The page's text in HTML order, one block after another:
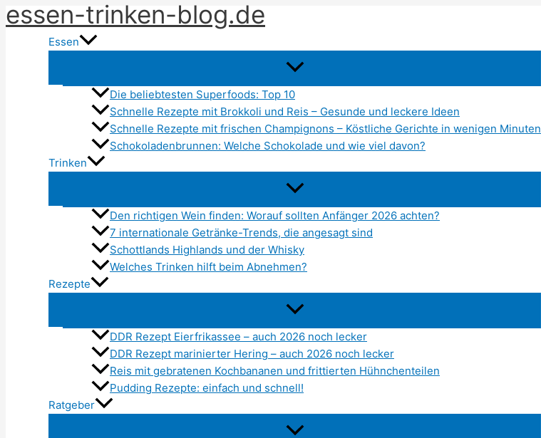
Zum
Inhalt
springen
essen-trinken-blog.de
Essen
Die beliebtesten Superfoods: Top 10
Schnelle Rezepte mit Brokkoli und Reis – Gesunde und leckere Ideen
Schnelle Rezepte mit frischen Champignons – Köstliche Gerichte in wenigen Minuten
Schokoladenbrunnen: Welche Schokolade und wie viel davon?
Trinken
Den richtigen Wein finden: Worauf sollten Anfänger 2026 achten?
7 internationale Getränke-Trends, die angesagt sind
Schottlands Highlands und der Whisky
Welches Trinken hilft beim Abnehmen?
Rezepte
DDR Rezept Eierfrikassee – auch 2026 noch lecker
DDR Rezept marinierter Hering – auch 2026 noch lecker
Reis mit gebratenen Kochbananen und frittierten Hühnchenteilen
Pudding Rezepte: einfach und schnell!
Ratgeber